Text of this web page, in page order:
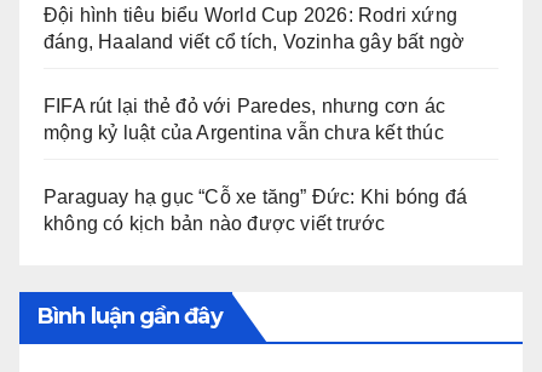
Đội hình tiêu biểu World Cup 2026: Rodri xứng
đáng, Haaland viết cổ tích, Vozinha gây bất ngờ
FIFA rút lại thẻ đỏ với Paredes, nhưng cơn ác
mộng kỷ luật của Argentina vẫn chưa kết thúc
Paraguay hạ gục “Cỗ xe tăng” Đức: Khi bóng đá
không có kịch bản nào được viết trước
Bình luận gần đây